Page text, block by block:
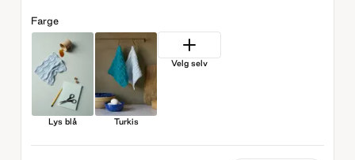
Farge
Lys blå Turkis
Velg selv